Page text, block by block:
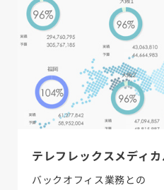
テレフレックスメディ
バックオフィス業務との